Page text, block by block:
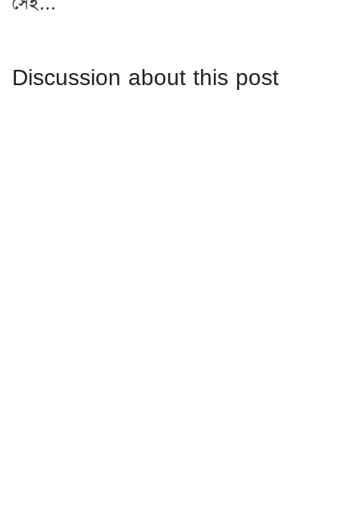
Discussion about this post